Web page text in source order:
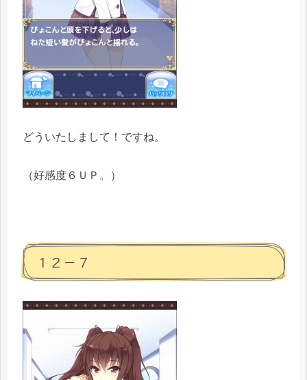
どういたしまして！ですね。
（好感度６ＵＰ。）
１２－７